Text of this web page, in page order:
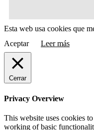
Esta web usa cookies que
Aceptar
Leer más
Cerrar
Privacy Overview
This website uses cookies
working of basic